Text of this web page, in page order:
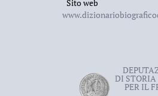
Sito web
DI STORIA
PER IL